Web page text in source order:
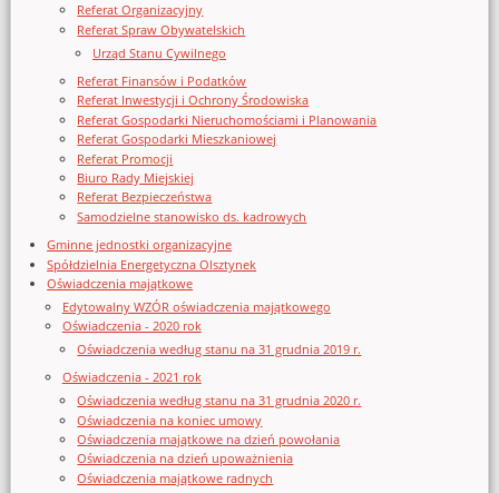
Referat Organizacyjny
Referat Spraw Obywatelskich
Urząd Stanu Cywilnego
Referat Finansów i Podatków
Referat Inwestycji i Ochrony Środowiska
Referat Gospodarki Nieruchomościami i Planowania
Referat Gospodarki Mieszkaniowej
Referat Promocji
Biuro Rady Miejskiej
Referat Bezpieczeństwa
Samodzielne stanowisko ds. kadrowych
Gminne jednostki organizacyjne
Spółdzielnia Energetyczna Olsztynek
Oświadczenia majątkowe
Edytowalny WZÓR oświadczenia majątkowego
Oświadczenia - 2020 rok
Oświadczenia według stanu na 31 grudnia 2019 r.
Oświadczenia - 2021 rok
Oświadczenia według stanu na 31 grudnia 2020 r.
Oświadczenia na koniec umowy
Oświadczenia majątkowe na dzień powołania
Oświadczenia na dzień upoważnienia
Oświadczenia majątkowe radnych